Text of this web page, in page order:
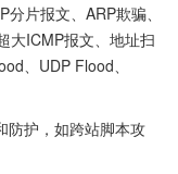
片报文、ARP欺骗、
大ICMP报文、地址扫
、UDP Flood、
防护，如跨站脚本攻